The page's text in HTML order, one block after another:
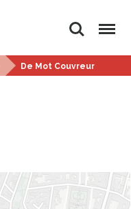
Rechercher
Menu
De Mot Couvreur